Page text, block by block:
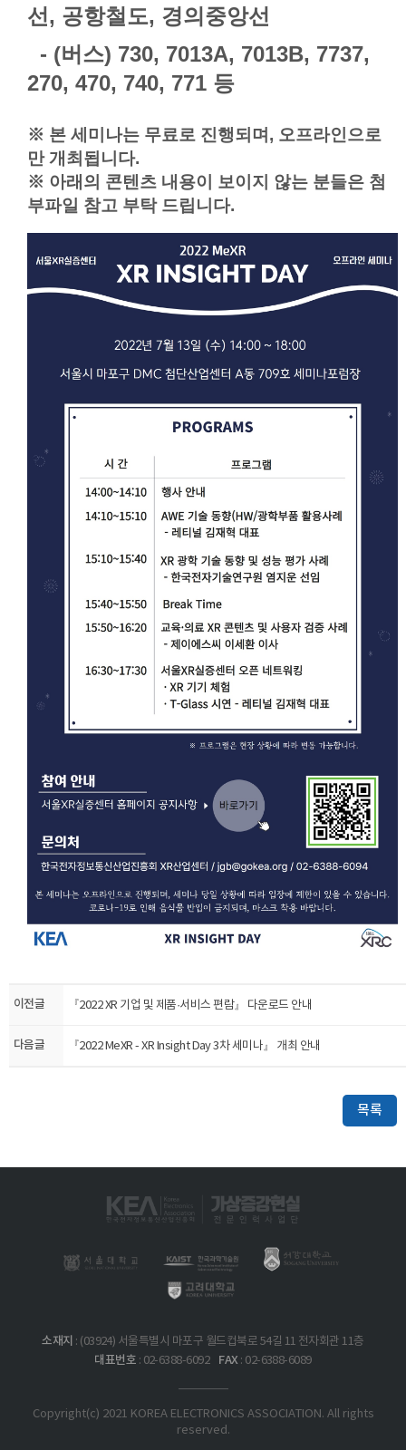
선, 공항철도, 경의중앙선
- (버스) 730, 7013A, 7013B, 7737,
270, 470, 740, 771 등
※ 본 세미나는 무료로 진행되며, 오프라인으로
만 개최됩니다.
※ 아래의 콘텐츠 내용이 보이지 않는 분들은 첨
부파일 참고 부탁 드립니다.
이전글 『​2022 XR 기업 및 제품·서비스 편람』 다운로드 안내
다음글 ​『2022 MeXR - XR Insight Day 3차 세미나』 개최 안내
목록
소재지 : (03924) 서울특별시 마포구 월드컵북로 54길 11 전자회관 11층
대표번호 : 02-6388-6092 FAX: 02-6388-6089
Copyright(c) 2021 KOREA ELECTRONICS ASSOCIATION. All rights
reserved.